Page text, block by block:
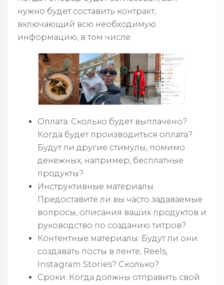
нужно будет составить контракт,
включающий всю необходимую
информацию, в том числе:
Оплата: Сколько будет выплачено?
Когда будет производиться оплата?
Будут ли другие стимулы, помимо
денежных, например, бесплатные
продукты?
Инструктивные материалы:
Предоставите ли вы часто задаваемые
вопросы, описания ваших продуктов и
руководство по созданию титров?
Контентные материалы: Будут ли они
создавать посты в ленте, Reels,
Instagram Stories? Сколько?
Сроки: Когда должны отправить свой